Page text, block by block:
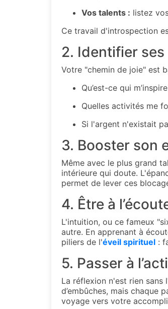
Vos talents : listez
Ce travail d'introspection
2. Identifier
Votre "chemin de joie" est
Qu’est-ce qui
Quelles activités me
Si l'argent n'existait
3. Booster son
Même avec le plus grand
intérieure qui doute.
permet de lever ces
4. Être à
L'intuition, ou ce fameux
autre. En apprenant à
piliers de l'éveil spirituel :
5. Passer à
La réflexion n'est rien sans
d’embûches, mais chaque
voyage vers votre